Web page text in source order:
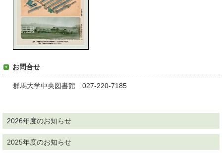
お問合せ
群馬大学中央図書館 027-220-7185
2026年度のお知らせ
2025年度のお知らせ